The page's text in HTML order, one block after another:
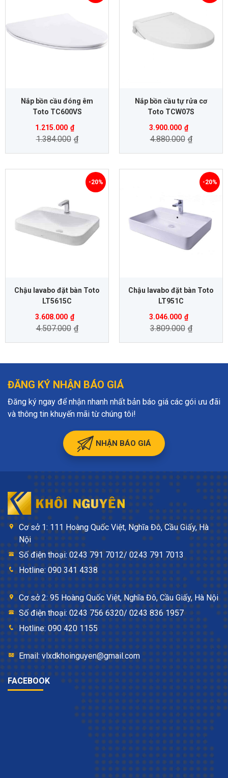
Nắp bồn cầu đóng êm
Toto TC600VS
1.215.000 ₫
1.384.000 ₫
Nắp bồn cầu tự rửa cơ
Toto TCW07S
3.900.000 ₫
4.880.000 ₫
Chậu lavabo đặt bàn Toto
LT5615C
3.608.000 ₫
4.507.000 ₫
-20%
Chậu lavabo đặt bàn Toto
LT951C
3.046.000 ₫
3.809.000 ₫
-20%
ĐĂNG KÝ NHẬN BÁO GIÁ
Đăng ký ngay để nhận nhanh nhất bản báo giá các gói ưu đãi
và thông tin khuyến mãi từ chúng tôi!
NHẬN BÁO GIÁ
Cơ sở 1: 111 Hoàng Quốc Việt, Nghĩa Đô, Cầu Giấy, Hà
Nội
Số điện thoại: 0243 791 7012/ 0243 791 7013
Hotline: 090 341 4338
Cơ sở 2: 95 Hoàng Quốc Việt, Nghĩa Đô, Cầu Giấy, Hà Nội
Số điện thoại: 0243 756 6320/ 0243 836 1957
Hotline: 090 420 1155
Email: vlxdkhoinguyen@gmail.com
FACEBOOK